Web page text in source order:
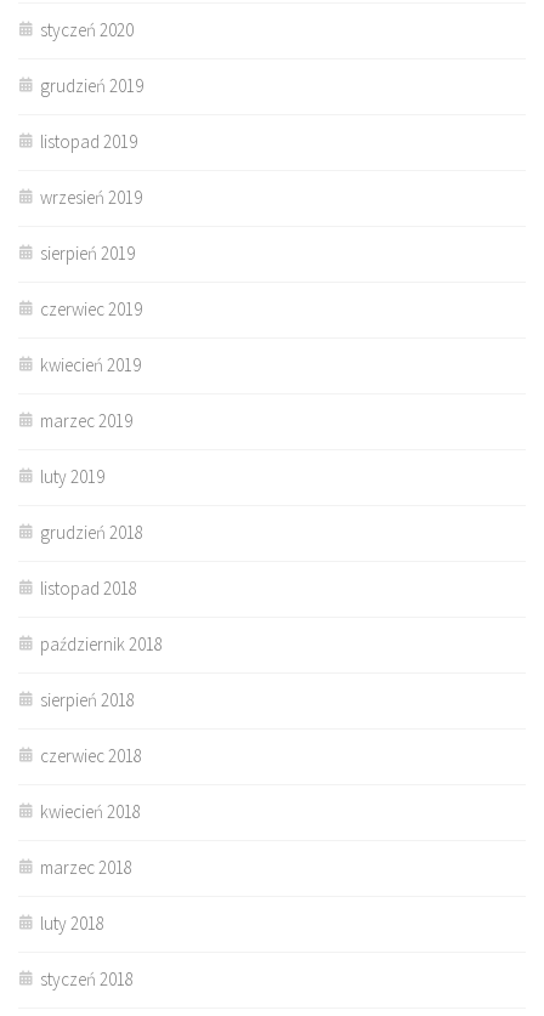
styczeń 2020
grudzień 2019
listopad 2019
wrzesień 2019
sierpień 2019
czerwiec 2019
kwiecień 2019
marzec 2019
luty 2019
grudzień 2018
listopad 2018
październik 2018
sierpień 2018
czerwiec 2018
kwiecień 2018
marzec 2018
luty 2018
styczeń 2018